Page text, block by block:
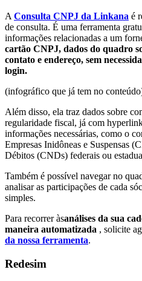
A Consulta CNPJ da Linkana é
de consulta. É uma ferramenta
informações relacionadas a um
cartão CNPJ, dados do quadro
contato e endereço, sem
login.
(infográfico que já tem no
Além disso, ela traz dados sobre
regularidade fiscal, já com
informações necessárias, como o
Empresas Inidôneas e Suspensas
Débitos (CNDs) federais ou
Também é possível navegar no
analisar as participações de cada
simples.
Para recorrer àsanálises da sua
maneira automatizada , solicite
da nossa ferramenta.
Redesim